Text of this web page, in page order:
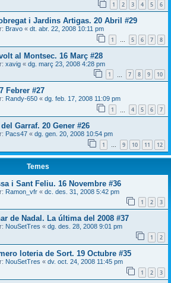
1 2 3 4 5 6
i Jardins Artigas. 20 Abril #29
Bravo « dt. abr. 22, 2008 10:11 pm
1 … 5 6 7 8
al Montsec. 16 Març #28
xavig « dg. març 23, 2008 4:28 pm
1 7 8 9 10
Febrer #27
Randy-650 « dg. feb. 17, 2008 11:09 pm
1 4 5 6 7
Garraf. 20 Gener #26
Pacs47 « dg. gen. 20, 2008 10:54 pm
1 … 9 10 11 12
Temes
i Sant Feliu. 16 Novembre #36
Ramon_vfr « dc. des. 31, 2008 5:42 pm
1 2 3
de Nadal. La última del 2008 #37
NouSetTres « dg. des. 28, 2008 9:01 pm
1 2
loteria de Sort. 19 Octubre #35
NouSetTres « dv. oct. 24, 2008 11:45 pm
1 2 3